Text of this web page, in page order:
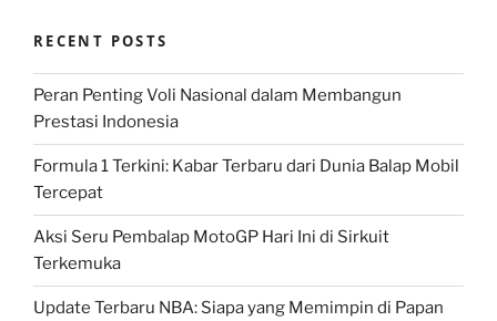
RECENT POSTS
Peran Penting Voli Nasional dalam Membangun
Prestasi Indonesia
Formula 1 Terkini: Kabar Terbaru dari Dunia Balap Mobil
Tercepat
Aksi Seru Pembalap MotoGP Hari Ini di Sirkuit
Terkemuka
Update Terbaru NBA: Siapa yang Memimpin di Papan